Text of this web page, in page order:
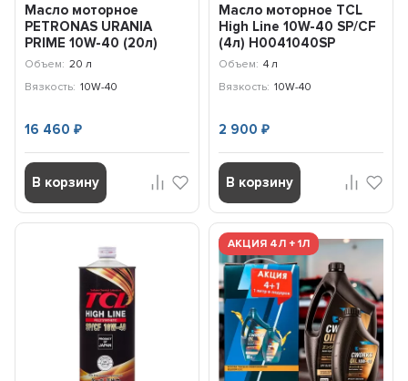
Масло моторное
PETRONAS URANIA
PRIME 10W-40 (20л)
88016R41EU
Объем: 20 л
Вязкость: 10W-40
16 460₽
В корзину
Масло моторное TCL
High Line 10W-40 SP/CF
(4л) H0041040SP
Объем: 4 л
Вязкость: 10W-40
2 900 ₽
В корзину
АКЦИЯ 4Л + 1Л